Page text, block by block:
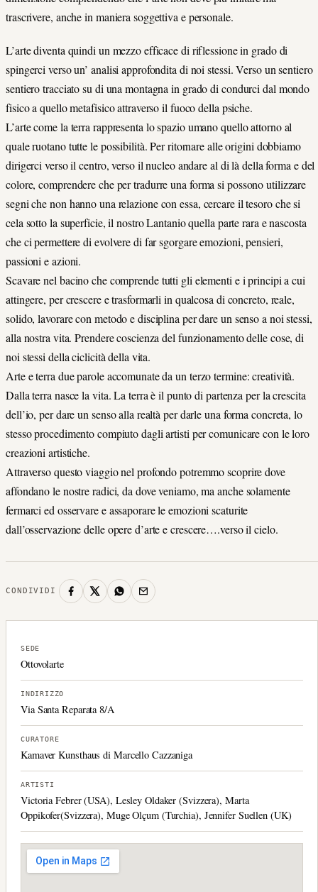
trascrivere, anche in maniera soggettiva e personale.
L’arte diventa quindi un mezzo efficace di riflessione in grado di
spingerci verso un’ analisi approfondita di noi stessi. Verso un sentiero
sentiero tracciato su di una montagna in grado di condurci dal mondo
fisico a quello metafisico attraverso il fuoco della psiche.
L’arte come la terra rappresenta lo spazio umano quello attorno al
quale ruotano tutte le possibilità. Per ritornare alle origini dobbiamo
dirigerci verso il centro, verso il nucleo andare al di là della forma e del
colore, comprendere che per tradurre una forma si possono utilizzare
segni che non hanno una relazione con essa, cercare il tesoro che si
cela sotto la superficie, il nostro Lantanio quella parte rara e nascosta
che ci permettere di evolvere di far sgorgare emozioni, pensieri,
passioni e azioni.
Scavare nel bacino che comprende tutti gli elementi e i principi a cui
attingere, per crescere e trasformarli in qualcosa di concreto, reale,
solido, lavorare con metodo e disciplina per dare un senso a noi stessi,
alla nostra vita. Prendere coscienza del funzionamento delle cose, di
noi stessi della ciclicità della vita.
Arte e terra due parole accomunate da un terzo termine: creatività.
Dalla terra nasce la vita. La terra è il punto di partenza per la crescita
dell’io, per dare un senso alla realtà per darle una forma concreta, lo
stesso procedimento compiuto dagli artisti per comunicare con le loro
creazioni artistiche.
Attraverso questo viaggio nel profondo potremmo scoprire dove
affondano le nostre radici, da dove veniamo, ma anche solamente
fermarci ed osservare e assaporare le emozioni scaturite
dall’osservazione delle opere d’arte e crescere….verso il cielo.
CONDIVIDI
SEDE
Ottovolarte
INDIRIZZO
Via Santa Reparata 8/A
CURATORE
Kamaver Kunsthaus di Marcello Cazzaniga
ARTISTI
Victoria Febrer (USA), Lesley Oldaker (Svizzera), Marta
Oppikofer(Svizzera), Muge Olçum (Turchia), Jennifer Suellen (UK)